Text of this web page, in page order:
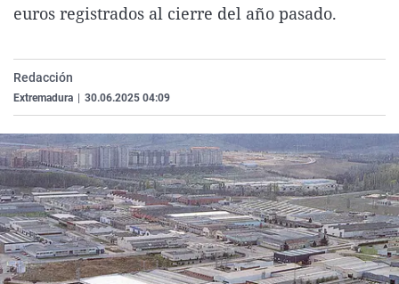
La rosa de los vientos
Caso
Extremadura
País Vasco
Virales
euros registrados al cierre del año pasado.
Redacción
Extremadura 30.06.2025 04:09